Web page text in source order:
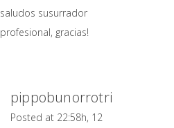
saludos susurrador
profesional, gracias!
pippobunorrotri
Posted at 22:58h, 12